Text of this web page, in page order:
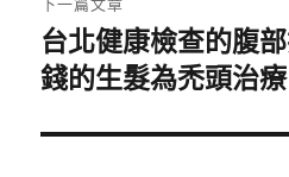
下
一
文
台北健康檢查的腹
錢的生髮為禿頭治療